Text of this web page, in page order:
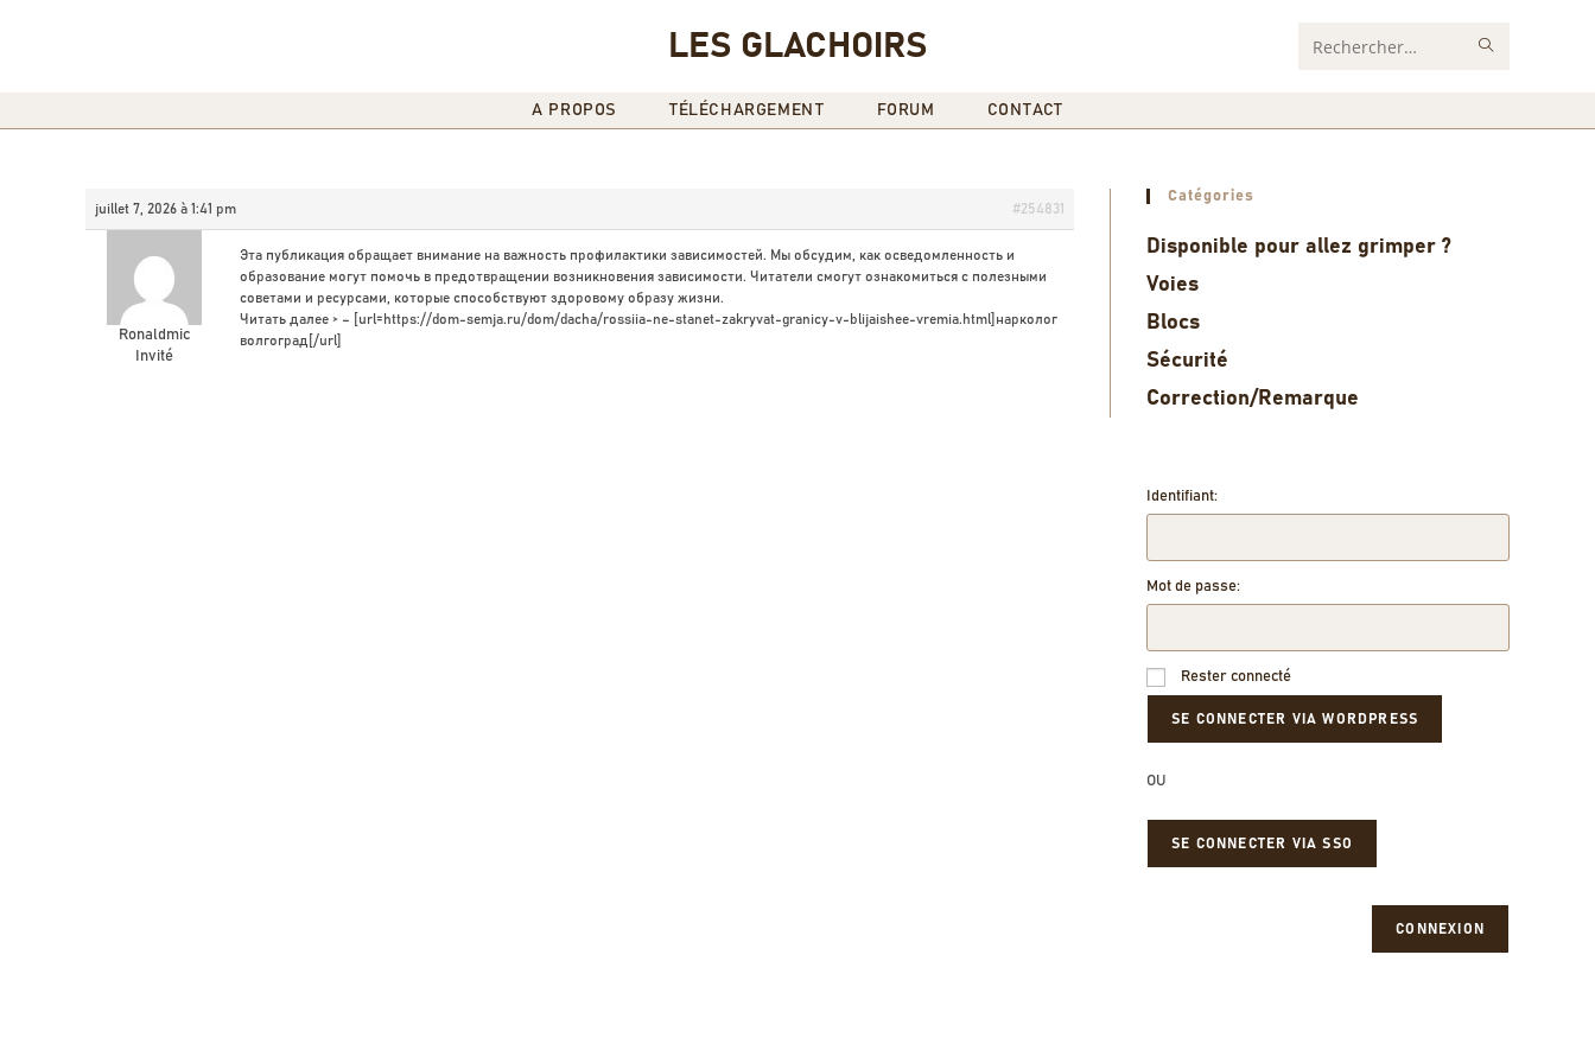
LES GLACHOIRS Rechercher
A PROPOS TÉLÉCHARGEMENT FORUM CONTACT
juillet 7, 2026 à 1:41 pm #254831
Ronaldmic
Invité
Эта публикация обращает внимание на важность профилактики зависимостей. Мы обсудим, как осведомленность и
образование могут помочь в предотвращении возникновения зависимости. Читатели смогут ознакомиться с полезными
советами и ресурсами, которые способствуют здоровому образу жизни.
Читать далее > – [url=https://dom-semja.ru/dom/dacha/rossiia-ne-stanet-zakryvat-granicy-v-blijaishee-vremia.html]нарколог
волгоград[/url]
Catégories
Disponible pour allez grimper ?
Voies
Blocs
Sécurité
Correction/Remarque
Identifiant:
Mot de passe:
Rester connecté
OU
SE CONNECTER VIA SSO
CONNEXION